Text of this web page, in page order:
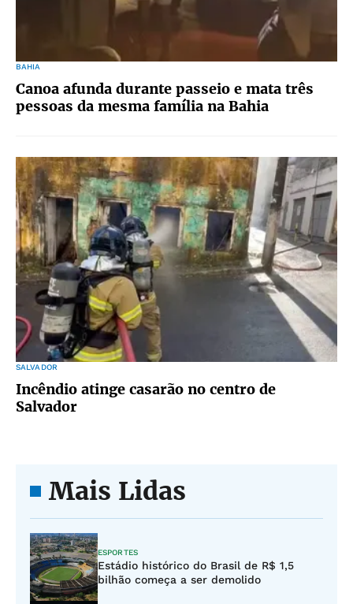
BAHIA
Canoa afunda durante passeio e mata três
pessoas da mesma família na Bahia
SALVADOR
Incêndio atinge casarão no centro de
Salvador
Mais Lidas
ESPORTES
Estádio histórico do Brasil de R$ 1,5
bilhão começa a ser demolido